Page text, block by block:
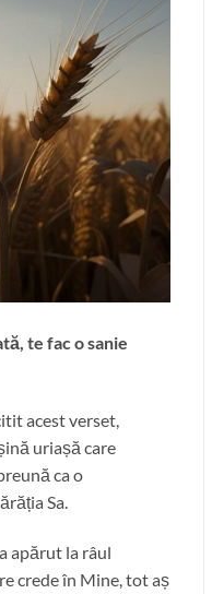
te fac o sanie
acest verset,
uriașă care
ca o
Sa.
apărut la râul
crede în Mine, tot aș